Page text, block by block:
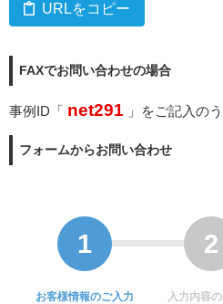
URLをコピー
FAXでお問い合わせの場合
事例ID「 net291 」をご記入の
フォームからお問い合わせ
お客様情報のご入力 入力内容